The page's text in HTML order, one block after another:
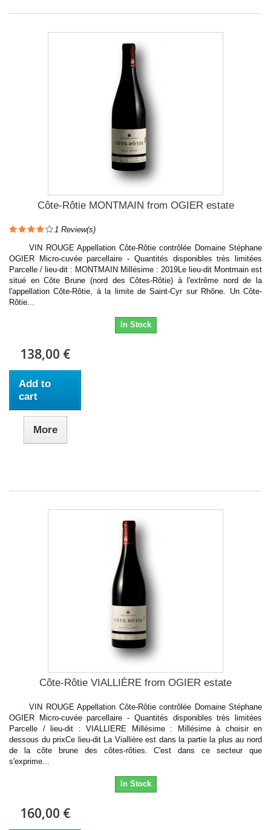
Côte-Rôtie MONTMAIN from OGIER estate
1 Review(s)
VIN ROUGE Appellation Côte-Rôtie contrôlée Domaine Stéphane
OGIER Micro-cuvée parcellaire - Quantités disponibles très limitées
Parcelle / lieu-dit : MONTMAIN Millésime : 2019Le lieu-dit Montmain est
situé en Côte Brune (nord des Côtes-Rôtie) à l'extrême nord de la
l'appellation Côte-Rôtie, à la limite de Saint-Cyr sur Rhône. Un Côte-
Rôtie...
In Stock
138,00 €
Add to
cart
More
Côte-Rôtie VIALLIÈRE from OGIER estate
VIN ROUGE Appellation Côte-Rôtie contrôlée Domaine Stéphane
OGIER Micro-cuvée parcellaire - Quantités disponibles très limitées
Parcelle / lieu-dit : VIALLIERE Millésime : Millésime à choisir en
dessous du prixCe lieu-dit La Viallière est dans la partie la plus au nord
de la côte brune des côtes-rôties. C'est dans ce secteur que
s'exprime...
In Stock
160,00 €